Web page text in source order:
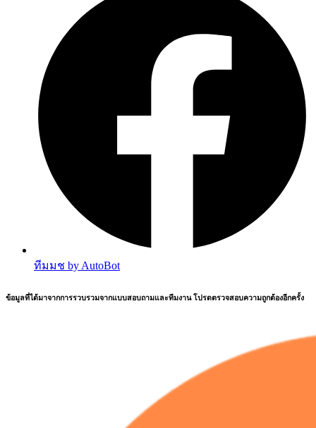
ทีมมช by AutoBot
ข้อมูลที่ได้มาจากการรวบรวมจากแบบสอบถามและทีมงาน โปรดตรวจสอบความถูกต้องอีกครั้ง